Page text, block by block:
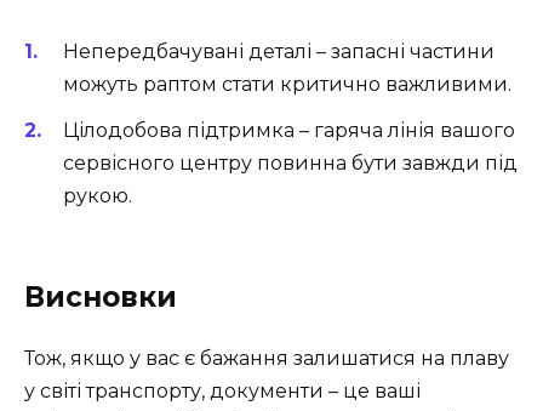
Непередбачувані деталі – запасні частини
можуть раптом стати критично важливими.
Цілодобова підтримка – гаряча лінія вашого
сервісного центру повинна бути завжди під
рукою.
Висновки
Тож, якщо у вас є бажання залишатися на плаву
у світі транспорту, документи – це ваші